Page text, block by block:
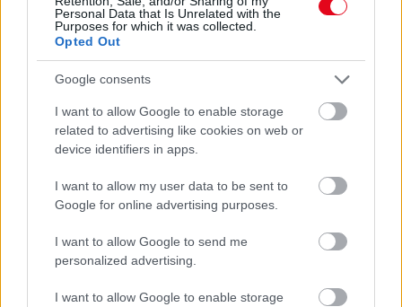
Personal Data that Is Unrelated with the
Purposes for which it was collected.
Opted Out
Google consents
I want to allow Google to enable storage
related to advertising like cookies on web or
device identifiers in apps.
I want to allow my user data to be sent to
Google for online advertising purposes.
I want to allow Google to send me
personalized advertising.
I want to allow Google to enable storage
Orvos figyelmeztet: ezt az apró reggeli tünetet ne
söpörd a szőnyeg alá